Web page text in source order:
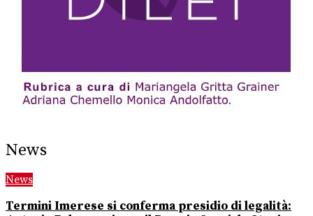
News
News
Termini Imerese si conferma presidio di legalità: